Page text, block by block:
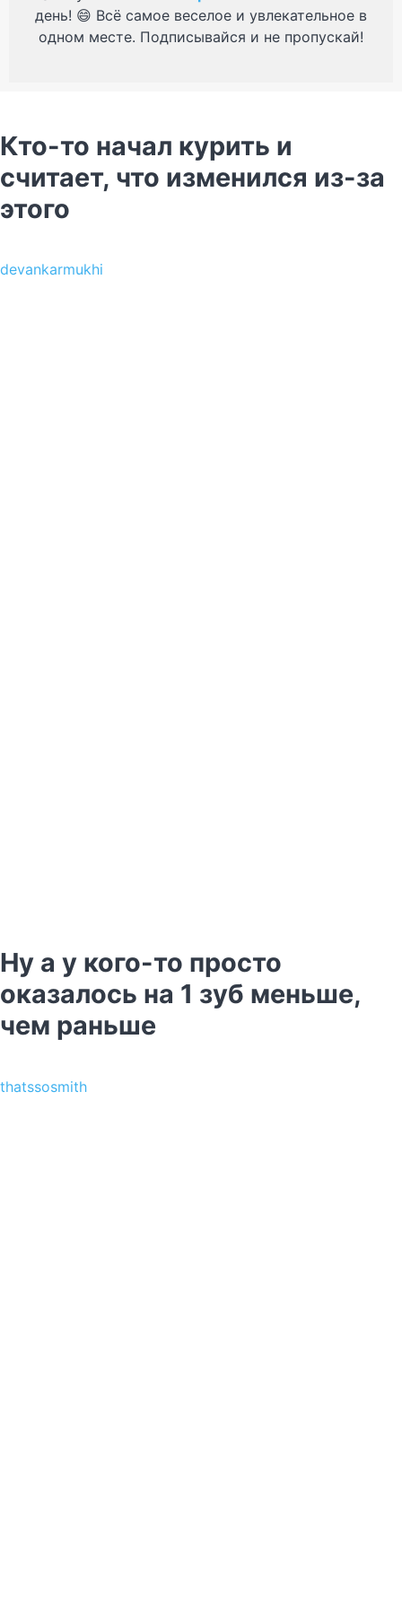
день! 😄 Всё самое веселое и увлекательное в
одном месте. Подписывайся и не пропускай!
Кто-то начал курить и
считает, что изменился из-за
этого
devankarmukhi
Ну а у кого-то просто
оказалось на 1 зуб меньше,
чем раньше
thatssosmith